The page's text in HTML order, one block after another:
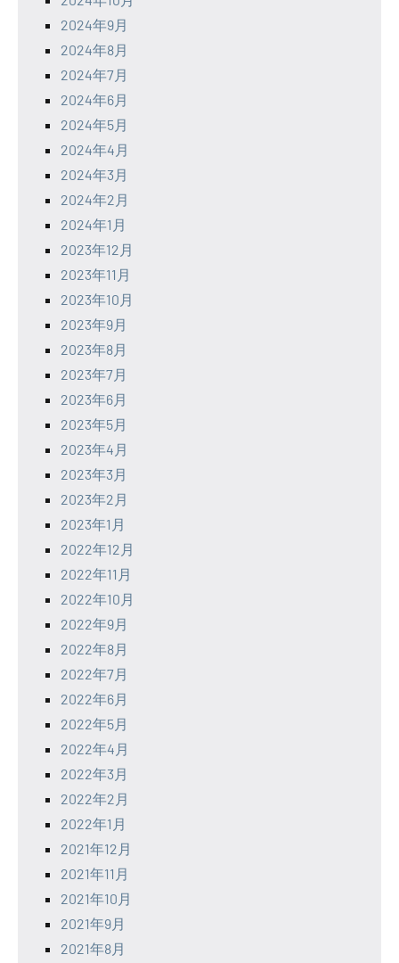
2024年9月
2024年8月
2024年7月
2024年6月
2024年5月
2024年4月
2024年3月
2024年2月
2024年1月
2023年12月
2023年11月
2023年10月
2023年9月
2023年8月
2023年7月
2023年6月
2023年5月
2023年4月
2023年3月
2023年2月
2023年1月
2022年12月
2022年11月
2022年10月
2022年9月
2022年8月
2022年7月
2022年6月
2022年5月
2022年4月
2022年3月
2022年2月
2022年1月
2021年12月
2021年11月
2021年10月
2021年9月
2021年8月